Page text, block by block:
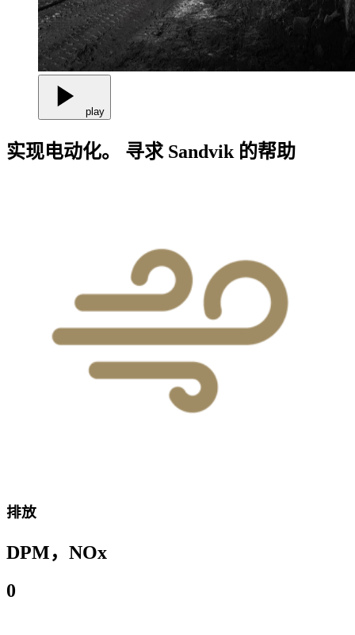
play
实现电动化。 寻求 Sandvik 的帮助
排放
DPM，NOx
0